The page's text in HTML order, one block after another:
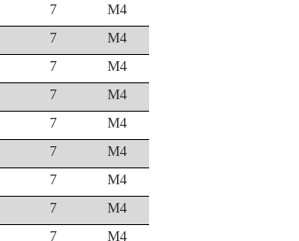
7
M4
7
M4
7
M4
7
M4
7
M4
7
M4
7
M4
7
M4
7
M4